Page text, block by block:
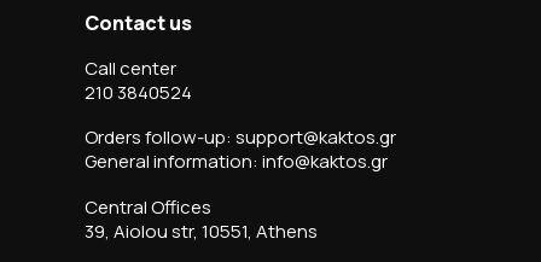
Contact us
Call center
210 3840524
Orders follow-up: support@kaktos.gr
General information: info@kaktos.gr
Central Offices
39, Aiolou str, 10551, Athens